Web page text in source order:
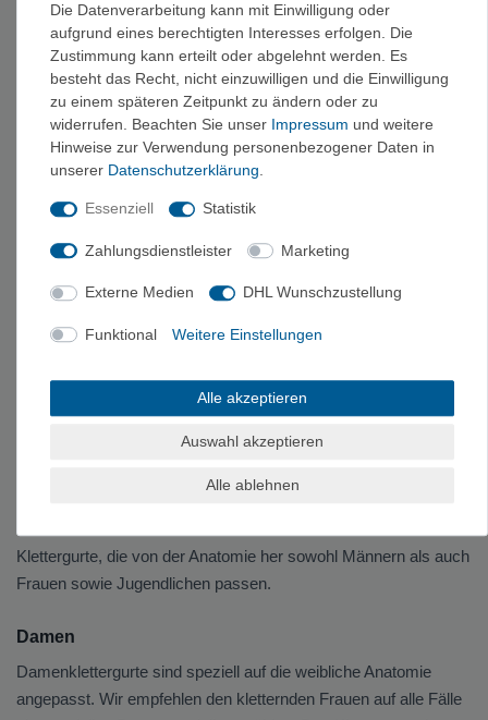
Beispiel im alpinen Gelände. Auch für Kinder zu empfehlen, da
man seine Kinder beim Wandern damit gut festhalten und
sichern kann. Ideal auch für Anfänger, für Schulungszwecke
Brustgurt
Kann nur in Kombination mit einem Hüftgurt getragen werden
und gibt zusätzliche Sicherheit im alpinen Gelände. Trägt man
das Verletzungsrisiko aufgrund unkontrollierter Stürze minimiert.
Vorteil bei der Kombination aus Hüft- und Brustgurt ist, dass der
auch alleine getragen werden kann und der Brustgurt in alpinem
Klettergurte, die von der Anatomie her sowohl Männern als auch
Frauen sowie Jugendlichen passen.
Damen
Damenklettergurte sind speziell auf die weibliche Anatomie
angepasst. Wir empfehlen den kletternden Frauen auf alle Fälle
Die Datenverarbeitung kann mit Einwilligung oder
aufgrund eines berechtigten Interesses erfolgen. Die
Zustimmung kann erteilt oder abgelehnt werden. Es
besteht das Recht, nicht einzuwilligen und die Einwilligung
zu einem späteren Zeitpunkt zu ändern oder zu
widerrufen. Beachten Sie unser Impressum und weitere
Hinweise zur Verwendung personenbezogener Daten in
unserer Daten­schutz­erklärung.
Essenziell Statistik
Zahlungsdienstleister Marketing
Externe Medien DHL Wunschzustellung
Funktional Weitere Einstellungen
Alle akzeptieren
Auswahl akzeptieren
Alle ablehnen